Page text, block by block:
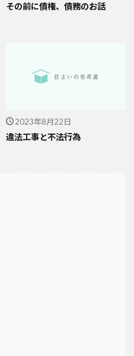
その前に債権、債務のお話
2023年8月22日
違法工事と不法行為